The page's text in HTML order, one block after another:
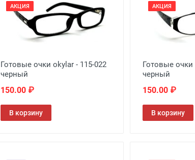
АКЦИЯ
Готовые очки okylar - 115-022
черный
150.00 ₽
В корзину
АКЦИЯ
Готовые очки
черный
150.00 ₽
В корзину